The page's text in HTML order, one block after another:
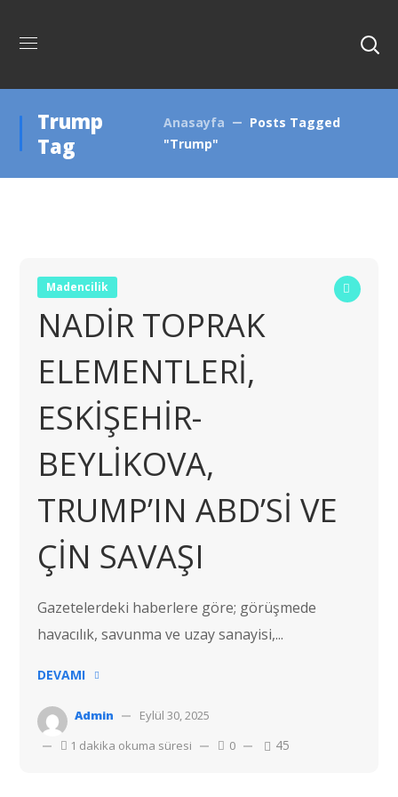
Trump
Tag
Anasayfa
Posts Tagged
"Trump"
Madencilik
NADİR TOPRAK
ELEMENTLERİ,
ESKİŞEHİR-
BEYLİKOVA,
TRUMP’IN ABD’Sİ VE
ÇİN SAVAŞI
Gazetelerdeki haberlere göre; görüşmede
havacılık, savunma ve uzay sanayisi,...
DEVAMI
Admin
Eylül 30, 2025
1 dakika okuma süresi
0 45